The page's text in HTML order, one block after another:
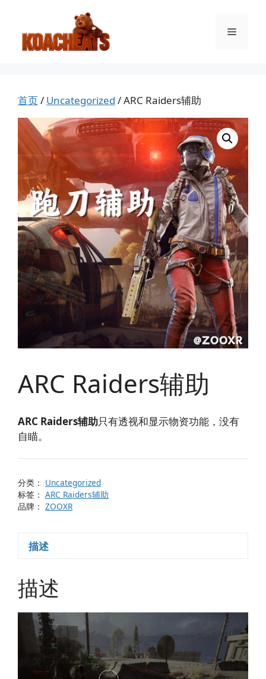
菜
首页/ Uncategorized / ARC Raiders辅助
ARC Raiders辅助
ARC Raiders辅助只有透视和显示物资功能，没有
自瞄。
分类： Uncategorized
标签： ARC Raiders辅助
品牌： ZOOXR
描述
描述